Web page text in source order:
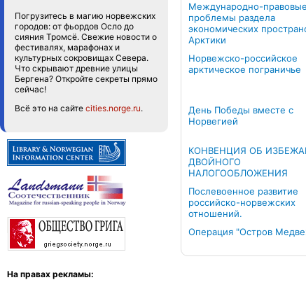
Погрузитесь в магию норвежских
городов: от фьордов Осло до
сияния Тромсё. Свежие новости о
фестивалях, марафонах и
культурных сокровищах Севера.
Что скрывают древние улицы
Бергена? Откройте секреты прямо
сейчас!
Всё это на сайте cities.norge.ru.
На правах рекламы:
Международно-правовые
проблемы раздела
экономических
Арктики
Норвежско-российское
арктическое пограничье
День Победы вместе с
Норвегией
КОНВЕНЦИЯ ОБ
ДВОЙНОГО
НАЛОГООБЛОЖЕНИЯ
Послевоенное развитие
российско-норвежских
отношений.
Операция "Остров